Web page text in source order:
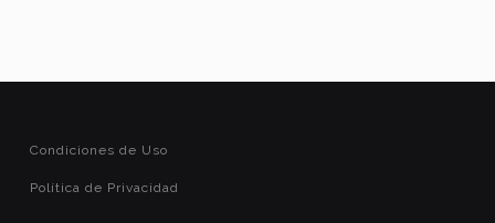
Condiciones de Uso
Política de Privacidad